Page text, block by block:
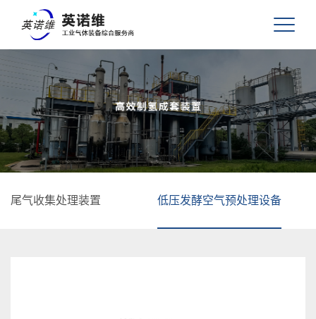
尾气收集处理装置 低压发酵空气预处理设备